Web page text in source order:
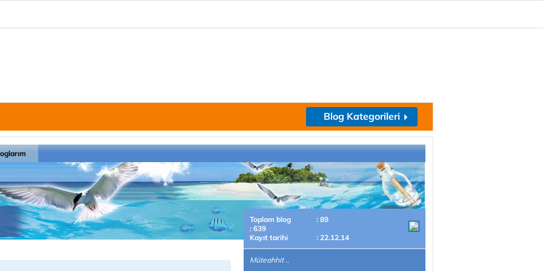
Blog Kategorileri
Toplam blog
: 89
: 639
Kayıt tarihi
: 22.12.14
Müteahhit ..